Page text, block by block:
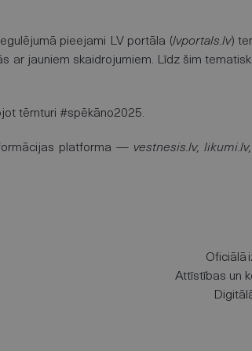
pieejami LV portāla (lvportals.lv)
ar jauniem skaidrojumiem. Līdz šim
tēmturi #spēkāno2025.
platforma — vestnesis.lv,
Oficiālā
Attīstības un